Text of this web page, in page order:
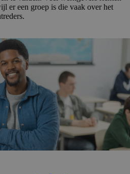
er een groep is die vaak over het